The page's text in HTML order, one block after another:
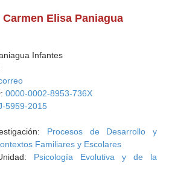
Elisa Paniagua
Infantes
0000-0002-8953-736X
5959-2015
Procesos de Desarrollo y
Familiares y Escolares
Psicología Evolutiva y de la